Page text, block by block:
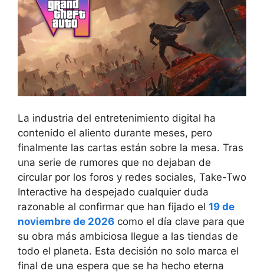
La industria del entretenimiento digital ha
contenido el aliento durante meses, pero
finalmente las cartas están sobre la mesa. Tras
una serie de rumores que no dejaban de
circular por los foros y redes sociales, Take-Two
Interactive ha despejado cualquier duda
razonable al confirmar que han fijado el 19 de
noviembre de 2026 como el día clave para que
su obra más ambiciosa llegue a las tiendas de
todo el planeta. Esta decisión no solo marca el
final de una espera que se ha hecho eterna